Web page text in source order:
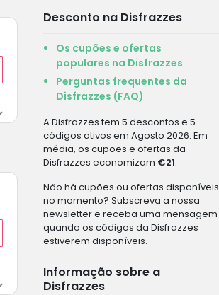
Desconto na Disfrazzes
Os cupões e ofertas
populares na Disfrazzes
Perguntas frequentes da
Disfrazzes (FAQ)
A Disfrazzes tem 5 descontos e 5
códigos ativos em Agosto 2026. Em
média, os cupões e ofertas da
Disfrazzes economizam €21.
Não há cupões ou ofertas disponíveis
no momento? Subscreva a nossa
newsletter e receba uma mensagem
quando os códigos da Disfrazzes
estiverem disponíveis.
Informação sobre a
Disfrazzes